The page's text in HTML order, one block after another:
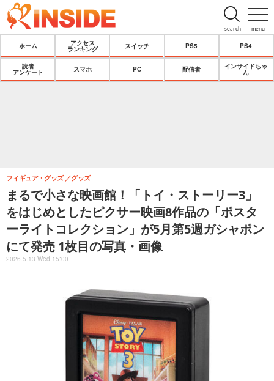
menu
search
ホーム
アクセス
ランキング
スイッチ PS5 PS4
読者
アンケート
スマホ PC 配信者
インサイドちゃ
ん
まるで小さな映画館！「トイ・ストーリー3」
をはじめとしたピクサー映画8作品の「ポスタ
ーライトコレクション」が5月第5週ガシャポン
にて発売 1枚目の写真・画像
フィギュア・グッズ グッズ
2026.5.13 Wed 15:00